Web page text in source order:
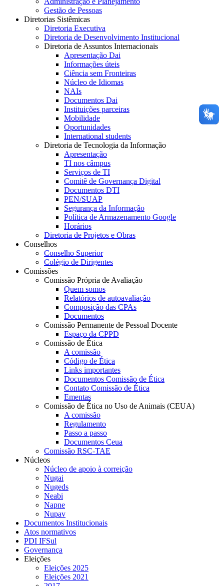
Gestão de Pessoas
Diretorias Sistêmicas
Diretoria Executiva
Diretoria de Desenvolvimento Institucional
Diretoria de Assuntos Internacionais
Apresentação Dai
Informações úteis
Ciência sem Fronteiras
Núcleo de Idiomas
NAIs
Documentos Dai
Instituições parceiras
Mobilidade
Oportunidades
International students
Diretoria de Tecnologia da Informação
Apresentação
TI nos câmpus
Serviços de TI
Comitê de Governança Digital
Documentos DTI
PEN/SUAP
Segurança da Informação
Política de Armazenamento Google
Horários
Diretoria de Projetos e Obras
Conselhos
Conselho Superior
Colégio de Dirigentes
Comissões
Comissão Própria de Avaliação
Quem somos
Relatórios de autoavaliação
Composição das CPAs
Documentos
Comissão Permanente de Pessoal Docente
Espaço da CPPD
Comissão de Ética
A comissão
Código de Ética
Links importantes
Documentos Comissão de Ética
Contato Comissão de Ética
Ementas
Comissão de Ética no Uso de Animais (CEUA)
A comissão
Regulamento
Passo a passo
Documentos Ceua
Comissão RSC-TAE
Núcleos
Núcleo de apoio à correição
Nugai
Nugeds
Neabi
Napne
Nupav
Documentos Institucionais
Atos normativos
PDI IFSul
Governança
Eleições
Eleições 2025
Eleições 2021